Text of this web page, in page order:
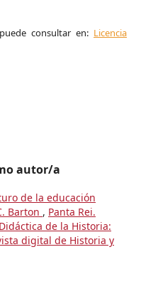
consultar en: Licencia
autor/a
de la educación
Barton , Panta Rei.
de la Historia:
digital de Historia y